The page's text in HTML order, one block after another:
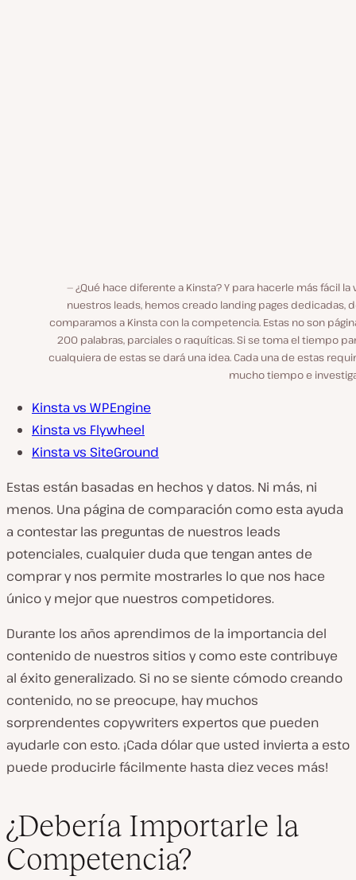
¿Qué hace diferente a Kinsta? Y para hacerle más fácil la
nuestros leads, hemos creado landing pages dedicadas,
comparamos a Kinsta con la competencia. Estas no son
200 palabras, parciales o raquíticas. Si se toma el tiempo
cualquiera de estas se dará una idea. Cada una de estas
mucho tiempo e
Kinsta vs WPEngine
Kinsta vs Flywheel
Kinsta vs SiteGround
Estas están basadas en hechos y datos. Ni más, ni
menos. Una página de comparación como esta ayuda
a contestar las preguntas de nuestros leads
potenciales, cualquier duda que tengan antes de
comprar y nos permite mostrarles lo que nos hace
único y mejor que nuestros competidores.
Durante los años aprendimos de la importancia del
contenido de nuestros sitios y como este contribuye
al éxito generalizado. Si no se siente cómodo creando
contenido, no se preocupe, hay muchos
sorprendentes copywriters expertos que pueden
ayudarle con esto. ¡Cada dólar que usted invierta a esto
puede producirle fácilmente hasta diez veces más!
¿Debería Importarle la
Competencia?